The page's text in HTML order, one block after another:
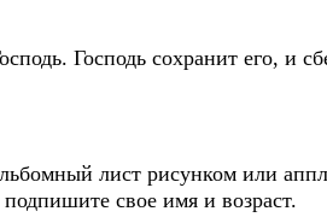
Господь сохранит его, и
лист рисунком или
свое имя и возраст.